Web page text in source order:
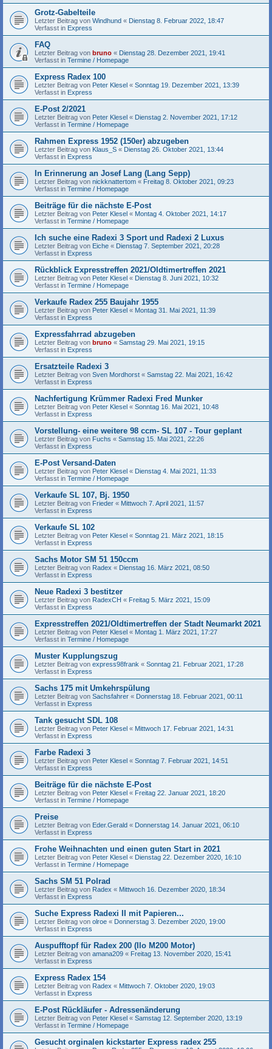
Grotz-Gabelteile
Letzter Beitrag von Windhund « Dienstag 8. Februar 2022, 18:47
Verfasst in Express
FAQ
Letzter Beitrag von bruno « Dienstag 28. Dezember 2021, 19:41
Verfasst in Termine / Homepage
Express Radex 100
Letzter Beitrag von Peter Klesel « Sonntag 19. Dezember 2021, 13:39
Verfasst in Express
E-Post 2/2021
Letzter Beitrag von Peter Klesel « Dienstag 2. November 2021, 17:12
Verfasst in Termine / Homepage
Rahmen Express 1952 (150er) abzugeben
Letzter Beitrag von Klaus_S « Dienstag 26. Oktober 2021, 13:44
Verfasst in Express
In Erinnerung an Josef Lang (Lang Sepp)
Letzter Beitrag von nickknattertom « Freitag 8. Oktober 2021, 09:23
Verfasst in Termine / Homepage
Beiträge für die nächste E-Post
Letzter Beitrag von Peter Klesel « Montag 4. Oktober 2021, 14:17
Verfasst in Termine / Homepage
Ich suche eine Radexi 3 Sport und Radexi 2 Luxus
Letzter Beitrag von Eiche « Dienstag 7. September 2021, 20:28
Verfasst in Express
Rückblick Expresstreffen 2021/Oldtimertreffen 2021
Letzter Beitrag von Peter Klesel « Dienstag 8. Juni 2021, 10:32
Verfasst in Termine / Homepage
Verkaufe Radex 255 Baujahr 1955
Letzter Beitrag von Peter Klesel « Montag 31. Mai 2021, 11:39
Verfasst in Express
Expressfahrrad abzugeben
Letzter Beitrag von bruno « Samstag 29. Mai 2021, 19:15
Verfasst in Express
Ersatzteile Radexi 3
Letzter Beitrag von Sven Mordhorst « Samstag 22. Mai 2021, 16:42
Verfasst in Express
Nachfertigung Krümmer Radexi Fred Munker
Letzter Beitrag von Peter Klesel « Sonntag 16. Mai 2021, 10:48
Verfasst in Express
Vorstellung- eine weitere 98 ccm- SL 107 - Tour geplant
Letzter Beitrag von Fuchs « Samstag 15. Mai 2021, 22:26
Verfasst in Express
E-Post Versand-Daten
Letzter Beitrag von Peter Klesel « Dienstag 4. Mai 2021, 11:33
Verfasst in Termine / Homepage
Verkaufe SL 107, Bj. 1950
Letzter Beitrag von Frieder « Mittwoch 7. April 2021, 11:57
Verfasst in Express
Verkaufe SL 102
Letzter Beitrag von Peter Klesel « Sonntag 21. März 2021, 18:15
Verfasst in Express
Sachs Motor SM 51 150ccm
Letzter Beitrag von Radex « Dienstag 16. März 2021, 08:50
Verfasst in Express
Neue Radexi 3 bestitzer
Letzter Beitrag von RadexCH « Freitag 5. März 2021, 15:09
Verfasst in Express
Expresstreffen 2021/Oldtimertreffen der Stadt Neumarkt 2021
Letzter Beitrag von Peter Klesel « Montag 1. März 2021, 17:27
Verfasst in Termine / Homepage
Muster Kupplungszug
Letzter Beitrag von express98frank « Sonntag 21. Februar 2021, 17:28
Verfasst in Express
Sachs 175 mit Umkehrspülung
Letzter Beitrag von Sachsfahrer « Donnerstag 18. Februar 2021, 00:11
Verfasst in Express
Tank gesucht SDL 108
Letzter Beitrag von Peter Klesel « Mittwoch 17. Februar 2021, 14:31
Verfasst in Express
Farbe Radexi 3
Letzter Beitrag von Peter Klesel « Sonntag 7. Februar 2021, 14:51
Verfasst in Express
Beiträge für die nächste E-Post
Letzter Beitrag von Peter Klesel « Freitag 22. Januar 2021, 18:20
Verfasst in Termine / Homepage
Preise
Letzter Beitrag von Eder.Gerald « Donnerstag 14. Januar 2021, 06:10
Verfasst in Express
Frohe Weihnachten und einen guten Start in 2021
Letzter Beitrag von Peter Klesel « Dienstag 22. Dezember 2020, 16:10
Verfasst in Termine / Homepage
Sachs SM 51 Polrad
Letzter Beitrag von Radex « Mittwoch 16. Dezember 2020, 18:34
Verfasst in Express
Suche Express Radexi II mit Papieren...
Letzter Beitrag von olroe « Donnerstag 3. Dezember 2020, 19:00
Verfasst in Express
Auspufftopf für Radex 200 (Ilo M200 Motor)
Letzter Beitrag von amana209 « Freitag 13. November 2020, 15:41
Verfasst in Express
Express Radex 154
Letzter Beitrag von Radex « Mittwoch 7. Oktober 2020, 19:03
Verfasst in Express
E-Post Rückläufer - Adressenänderung
Letzter Beitrag von Peter Klesel « Samstag 12. September 2020, 13:19
Verfasst in Termine / Homepage
Gesucht orginalen kickstarter Express radex 255